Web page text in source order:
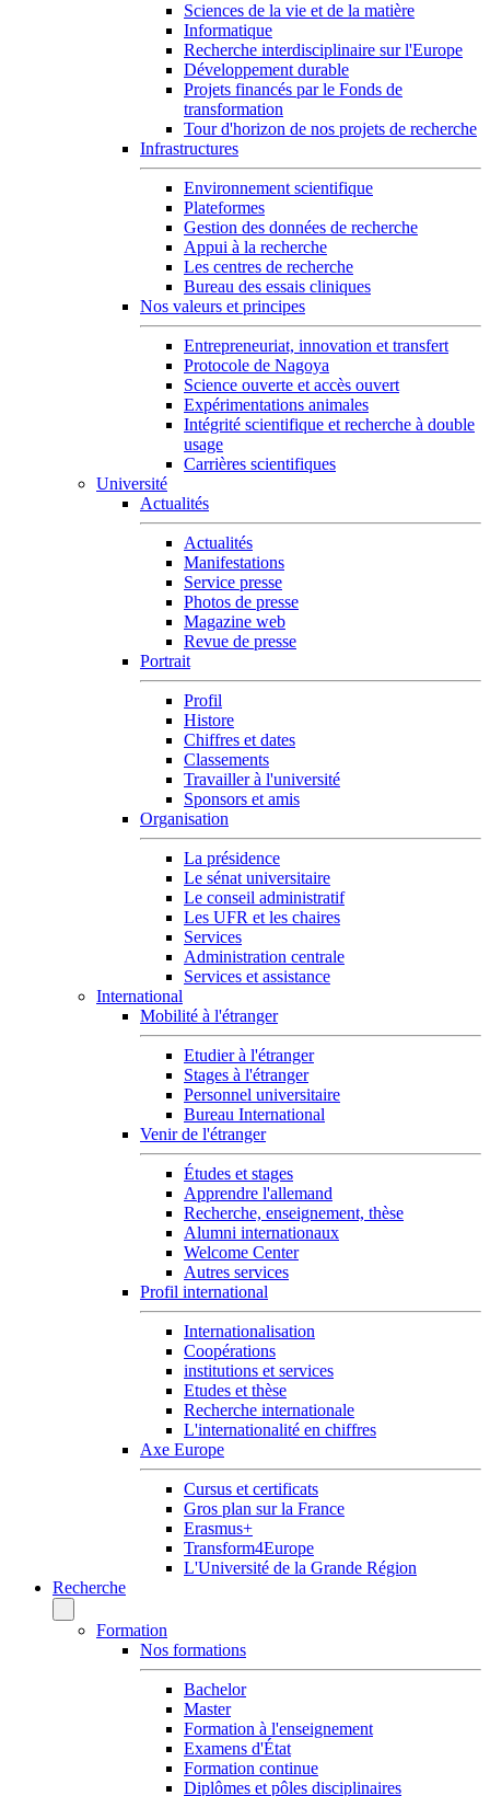
Sciences de la vie et de la matière
Informatique
Recherche interdisciplinaire sur l'Europe
Développement durable
Projets financés par le Fonds de
transformation
Tour d'horizon de nos projets de recherche
Infrastructures
Environnement scientifique
Plateformes
Gestion des données de recherche
Appui à la recherche
Les centres de recherche
Bureau des essais cliniques
Nos valeurs et principes
Entrepreneuriat, innovation et transfert
Protocole de Nagoya
Science ouverte et accès ouvert
Expérimentations animales
Intégrité scientifique et recherche à double
usage
Carrières scientifiques
Université
Actualités
Actualités
Manifestations
Service presse
Photos de presse
Magazine web
Revue de presse
Portrait
Profil
Histore
Chiffres et dates
Classements
Travailler à l'université
Sponsors et amis
Organisation
La présidence
Le sénat universitaire
Le conseil administratif
Les UFR et les chaires
Services
Administration centrale
Services et assistance
International
Mobilité à l'étranger
Etudier à l'étranger
Stages à l'étranger
Personnel universitaire
Bureau International
Venir de l'étranger
Études et stages
Apprendre l'allemand
Recherche, enseignement, thèse
Alumni internationaux
Welcome Center
Autres services
Profil international
Internationalisation
Coopérations
institutions et services
Etudes et thèse
Recherche internationale
L'internationalité en chiffres
Axe Europe
Cursus et certificats
Gros plan sur la France
Erasmus+
Transform4Europe
L'Université de la Grande Région
Recherche
Formation
Nos formations
Bachelor
Master
Formation à l'enseignement
Examens d'État
Formation continue
Diplômes et pôles disciplinaires